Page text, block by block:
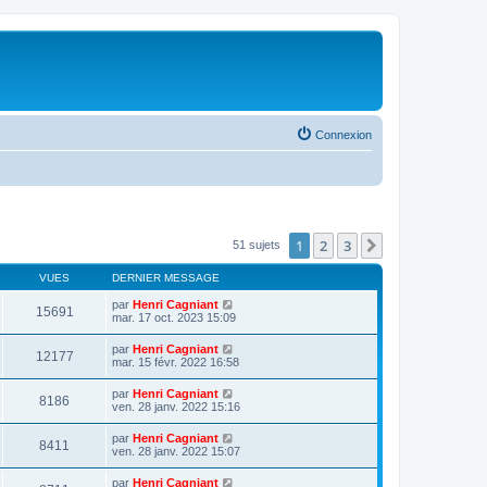
Connexion
51 sujets 1 2 3
VUES DERNIER MESSAGE
15691 par Henri Cagniant
mar. 17 oct. 2023 15:09
12177 par Henri Cagniant
mar. 15 févr. 2022 16:58
8186 par Henri Cagniant
ven. 28 janv. 2022 15:16
8411 par Henri Cagniant
ven. 28 janv. 2022 15:07
par Henri Cagniant